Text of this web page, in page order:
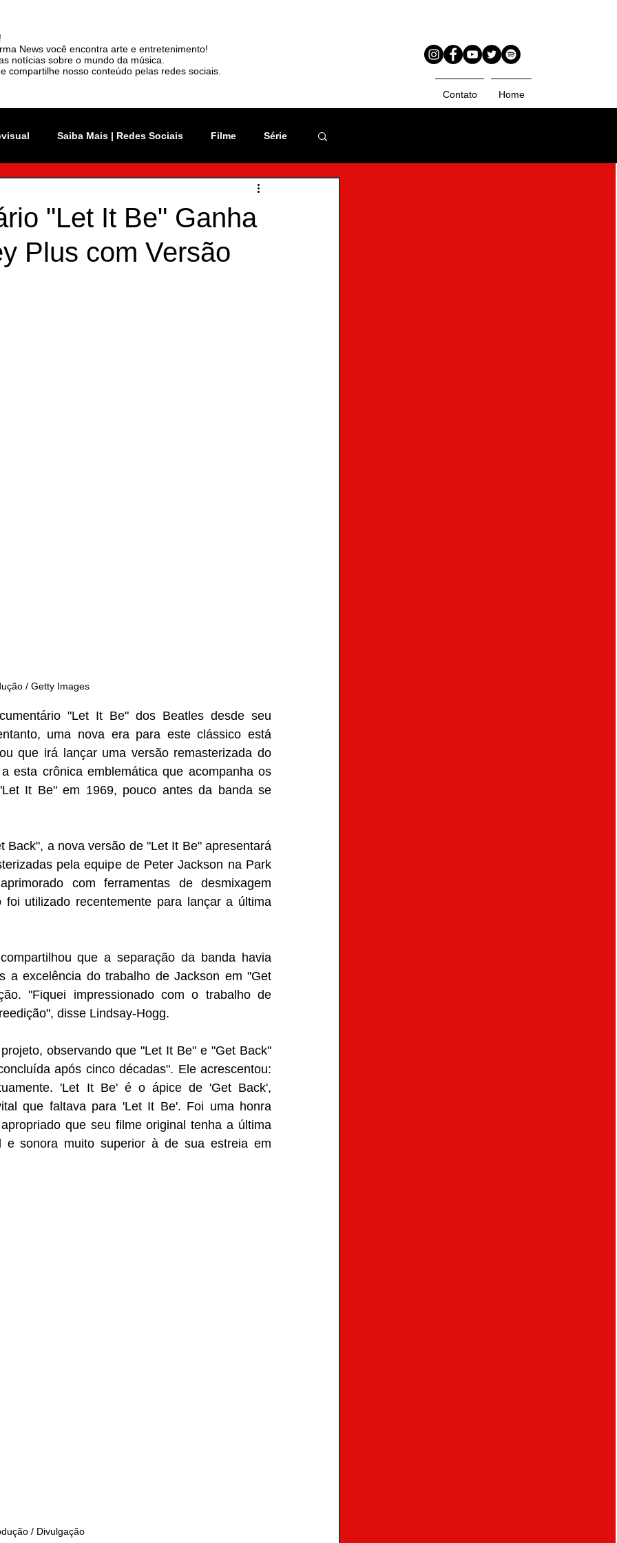
News você encontra arte e entretenimento!
notícias sobre o mundo da música.
compartilhe nosso conteúdo pelas redes sociais.
Contato Home
Saiba Mais | Redes Sociais Filme Série
News Viralizou
"Let It Be" Ganha
Plus com Versão
/ Getty Images
"Let It Be" dos Beatles desde seu
uma nova era para este clássico está
que irá lançar uma versão remasterizada do
esta crônica emblemática que acompanha os
It Be" em 1969, pouco antes da banda se
Back", a nova versão de "Let It Be" apresentará
pela equipe de Peter Jackson na Park
com ferramentas de desmixagem
utilizado recentemente para lançar a última
que a separação da banda havia
a excelência do trabalho de Jackson em "Get
"Fiquei impressionado com o trabalho de
disse Lindsay-Hogg.
observando que "Let It Be" e "Get Back"
após cinco décadas". Ele acrescentou:
'Let It Be' é o ápice de 'Get Back',
que faltava para 'Let It Be'. Foi uma honra
que seu filme original tenha a última
e sonora muito superior à de sua estreia em
/ Divulgação